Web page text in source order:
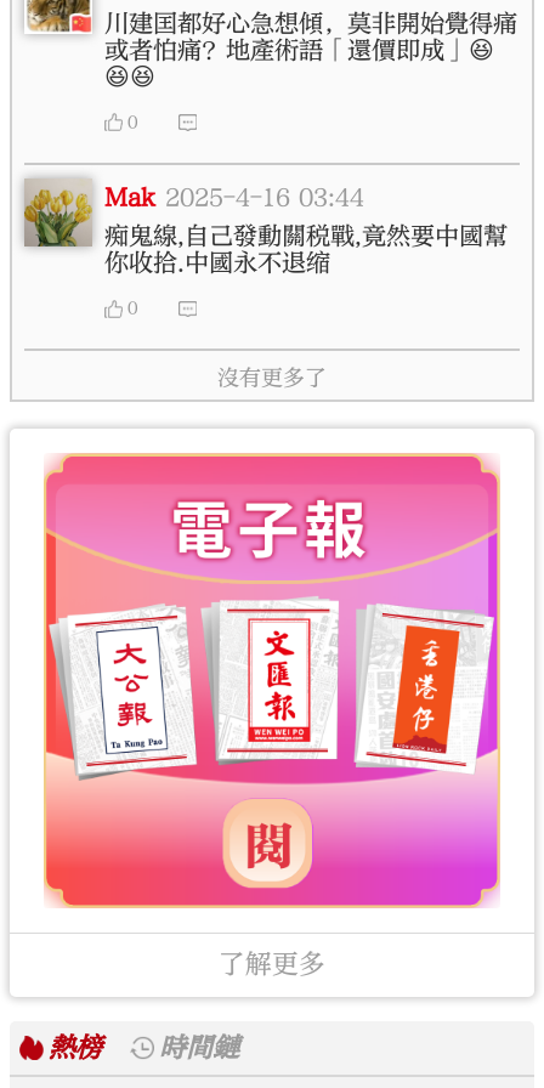
川建囯都好心急想傾，莫非開始覺得痛
或者怕痛？地產術語「還價即成」😆
😆😆
0
Mak 2025-4-16 03:44
痴鬼線,自己發動關税戰,竟然要中國幫
你收拾.中國永不退缩
0
沒有更多了
了解更多
熱榜
時間鏈